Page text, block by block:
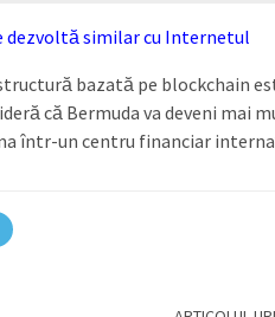
dezvoltă similar cu Internetul
bazată pe blockchain
că Bermuda va deveni mai
într-un centru financiar